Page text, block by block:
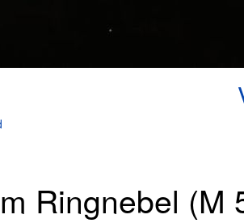
Ringnebel (M